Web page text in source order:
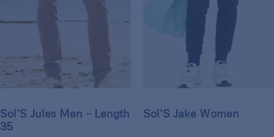
Sol’S Jules Men – Length
35
Sol’S Jake Women